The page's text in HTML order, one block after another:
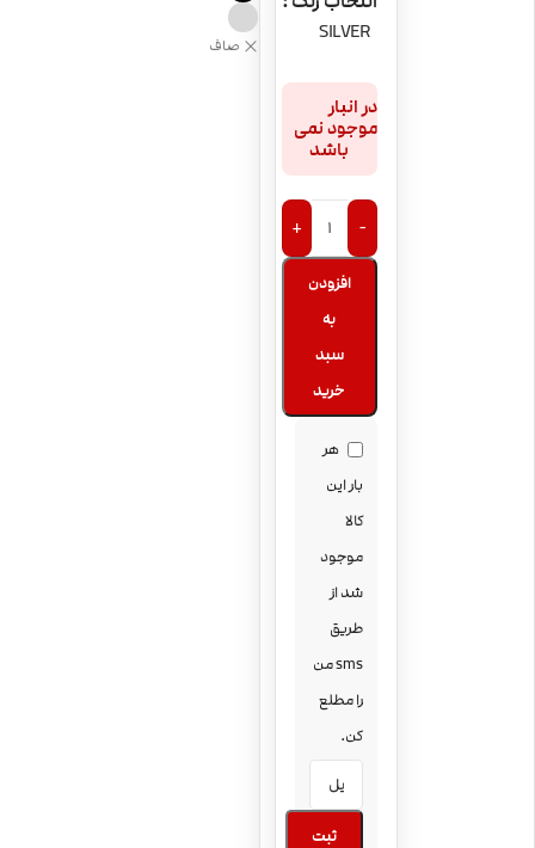
SILVER
صاف
در انبار
موجود نمی
باشد
-
+
افزودن
به
سبد
خرید
هر
بار این
کالا
موجود
شد از
طریق
sms من
را مطلع
کن.
ثبت